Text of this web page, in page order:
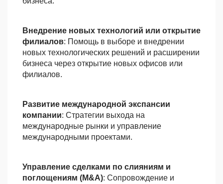
Внедрение новых технологий или открытие
филиалов: Помощь в выборе и внедрении
новых технологических решений и расширении
бизнеса через открытие новых офисов или
филиалов.
Развитие международной экспансии
компании: Стратегии выхода на
международные рынки и управление
международными проектами.
Управление сделками по слияниям и
поглощениям (M&A): Сопровождение и